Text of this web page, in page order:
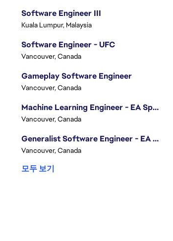
Software Engineer III
Kuala Lumpur, Malaysia
Software Engineer - UFC
Vancouver, Canada
Gameplay Software Engineer
Vancouver, Canada
Machine Learning Engineer - EA Sports FC
Vancouver, Canada
Generalist Software Engineer - EA Sports FC
Vancouver, Canada
모두 보기